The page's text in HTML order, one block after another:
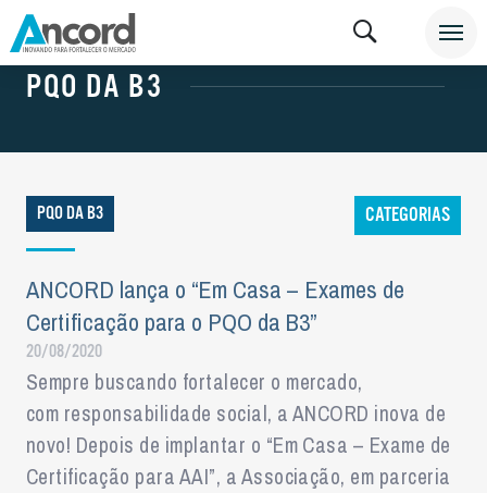
NOTÍCIAS
PQO DA B3
CATEGORIAS
PQO DA B3
ANCORD lança o “Em Casa – Exames de
Certificação para o PQO da B3”
20/08/2020
Sempre buscando fortalecer o mercado,
com responsabilidade social, a ANCORD inova de
novo! Depois de implantar o “Em Casa – Exame de
Certificação para AAI”, a Associação, em parceria